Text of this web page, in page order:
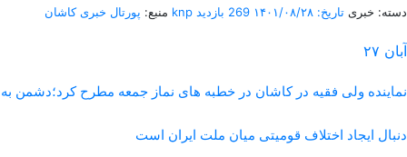
منبع: پورتال خبری كاشان knp دسته: خبری تاریخ: ۱۴۰۱/۰۸/۲۸ 269 بازدید
۲۷ آبان
نماینده ولی فقیه در کاشان در خطبه های نماز جمعه مطرح کرد؛دشمن به
دنبال ایجاد اختلاف قومیتی میان ملت ایران است